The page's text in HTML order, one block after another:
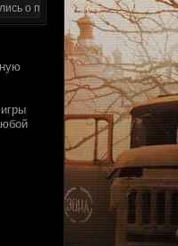
о проделанной работе